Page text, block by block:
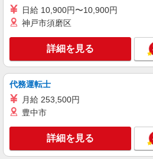
通費全支給(ガソリン
秦野市【最寄り
キープ
職業紹介
株式会社kotrio /●YK-S-2082889
住宅型有料老人ホ
給：200,000円〜
30,000円 ・役職手当
善手当：20,000〜
横浜市神奈川区
日給 10,900円〜10,900円
神戸市須磨区
詳細を見る
代務運転士
月給 253,500円
豊中市
詳細を見る